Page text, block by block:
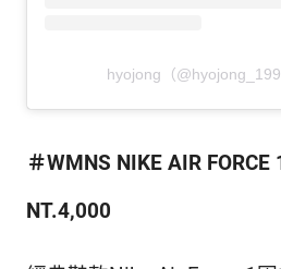
hyojong（
＃WMNS NIKE AIR FORCE
NT.4,000